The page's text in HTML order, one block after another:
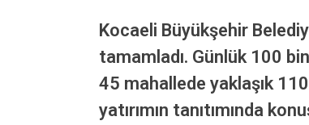
Kocaeli Büyükşehir
tamamladı. Günlük 100
45 mahallede yaklaşık
yatırımın tanıtımında